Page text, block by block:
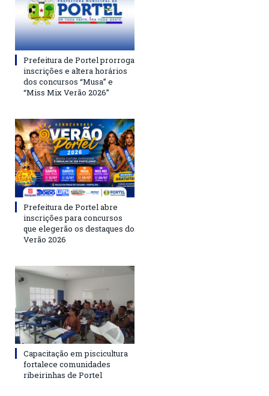
Prefeitura de Portel prorroga
inscrições e altera horários
dos concursos “Musa” e
“Miss Mix Verão 2026”
Prefeitura de Portel abre
inscrições para concursos
que elegerão os destaques do
Verão 2026
Capacitação em piscicultura
fortalece comunidades
ribeirinhas de Portel